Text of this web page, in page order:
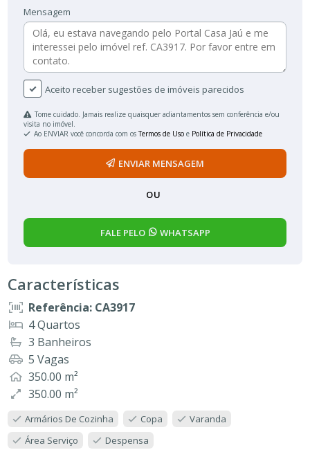
Mensagem
Aceito receber sugestões de imóveis parecidos
Tome cuidado. Jamais realize quaisquer adiantamentos sem conferência e/ou
visita no imóvel.
Ao ENVIAR você concorda com osTermos de Uso e Política de Privacidade
ENVIAR MENSAGEM
OU
FALE PELO WHATSAPP
Características
Referência: CA3917
4 Quartos
3 Banheiros
5 Vagas
350.00 m²
350.00 m²
Armários De Cozinha Copa
Varanda
Área Serviço
Despensa